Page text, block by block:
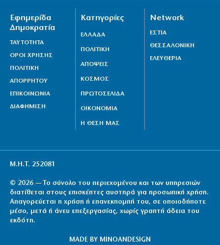
Εφημερίδα
Δημοκρατία
ΤΑΥΤΟΤΗΤΑ
ΟΡΟΙ ΧΡΗΣΗΣ
ΠΟΛΙΤΙΚΗ
ΑΠΟΡΡΗΤΟΥ
ΕΠΙΚΟΙΝΩΝΙΑ
ΔΙΑΦΗΜΙΣΗ
Κατηγορίες
ΕΛΛΑΔΑ
ΠΟΛΙΤΙΚΗ
ΑΠΟΨΕΙΣ
ΚΟΣΜΟΣ
ΠΡΩΤΟΣΕΛΙΔΑ
ΟΙΚΟΝΟΜΙΑ
Η ΘΕΣΗ ΜΑΣ
Network
ΕΣΤΙΑ
ΘΕΣΣΑΛΟΝΙΚΗ
ΕΛΕΥΘΕΡΙΑ
Μ.Η.Τ. 252081
© 2026 — Το σύνολο του περιεχομένου και των υπηρεσιών
διατίθεται στους επισκέπτες αυστηρά για προσωπική χρήση.
Απαγορεύεται η χρήση ή επανεκπομπή του, σε οποιοδήποτε
μέσο, μετά ή άνευ επεξεργασίας, χωρίς γραπτή άδεια του
εκδότη.
MADE BY MINOANDESIGN